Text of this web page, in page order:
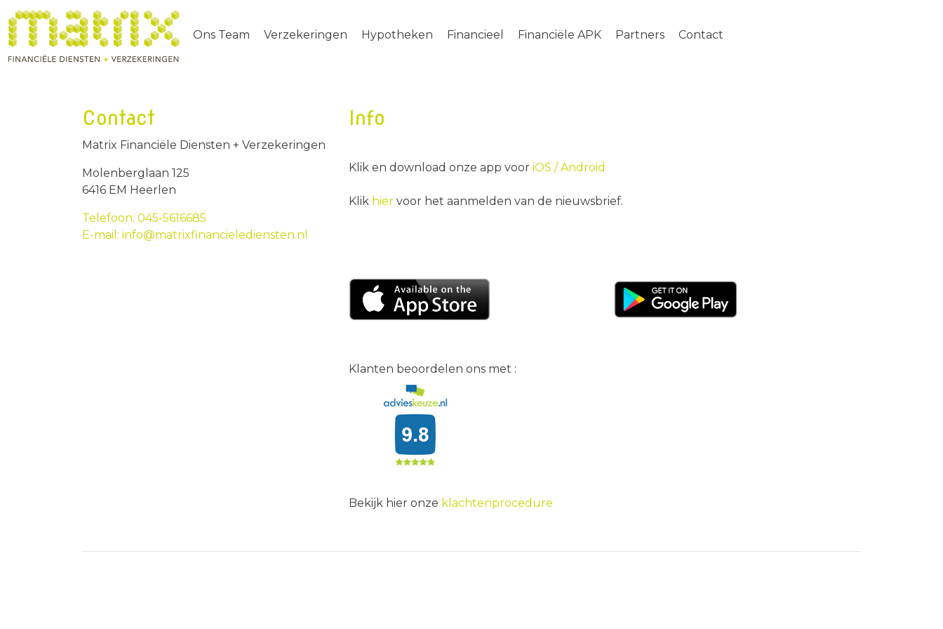
Ons Team Verzekeringen Hypotheken Financieel Financiële APK Partners Contact
Contact
Matrix Financiële Diensten + Verzekeringen
Molenberglaan 125
6416 EM Heerlen
Telefoon: 045-5616685
E-mail: info@matrixfinancielediensten.nl
Info
Klik en download onze app voor iOS /Android
Klik hier voor het aanmelden van de nieuwsbrief.
Klanten beoordelen ons met :
Bekijk hier onze klachtenprocedure